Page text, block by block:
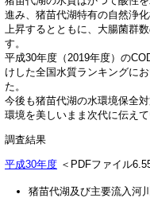
進み、猪苗代湖特有の自然浄
上昇するとともに、大腸菌群
す。
平成30年度（2019年度）の
けした全国水質ランキングに
た。
今後も猪苗代湖の水環境保全
環境を美しいまま次代に伝え
調査結果
平成30年度 ＜PDFファイル
猪苗代湖及び主要流入河